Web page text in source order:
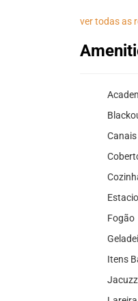
ver todas as
Fogão
Itens